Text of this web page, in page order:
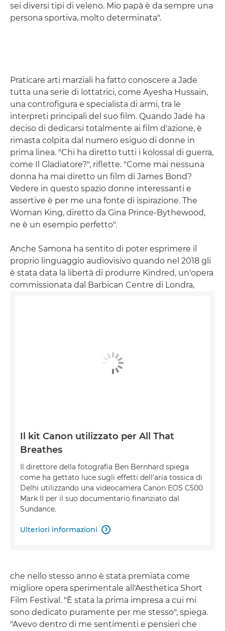
sei diversi tipi di veleno. Mio papà è da sempre una
persona sportiva, molto determinata".
Praticare arti marziali ha fatto conoscere a Jade
tutta una serie di lottatrici, come Ayesha Hussain,
una controfigura e specialista di armi, tra le
interpreti principali del suo film. Quando Jade ha
deciso di dedicarsi totalmente ai film d'azione, è
rimasta colpita dal numero esiguo di donne in
prima linea. "Chi ha diretto tutti i kolossal di guerra,
come Il Gladiatore?", riflette. "Come mai nessuna
donna ha mai diretto un film di James Bond?
Vedere in questo spazio donne interessanti e
assertive è per me una fonte di ispirazione. The
Woman King, diretto da Gina Prince-Bythewood,
ne è un esempio perfetto".
Anche Samona ha sentito di poter esprimere il
proprio linguaggio audiovisivo quando nel 2018 gli
è stata data la libertà di produrre Kindred, un'opera
commissionata dal Barbican Centre di Londra,
Il kit Canon utilizzato per All That
Breathes
Il direttore della fotografia Ben Bernhard spiega
come ha gettato luce sugli effetti dell'aria tossica di
Delhi utilizzando una videocamera Canon EOS C500
Mark II per il suo documentario finanziato dal
Sundance.
Ulteriori informazioni 
che nello stesso anno è stata premiata come
migliore opera sperimentale all'Aesthetica Short
Film Festival. "È stata la prima impresa a cui mi
sono dedicato puramente per me stesso", spiega.
"Avevo dentro di me sentimenti e pensieri che